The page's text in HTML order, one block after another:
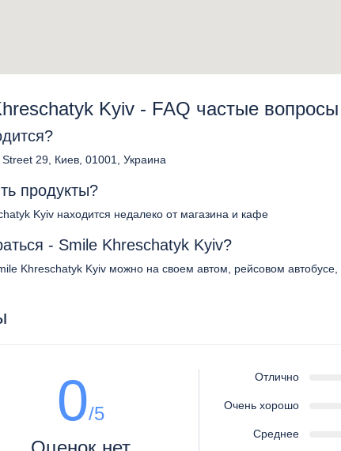
Kyiv - FAQ частые вопросы
29, Киев, 01001, Украина
продукты?
Kyiv находится недалеко от магазина и кафе
- Smile Khreschatyk Kyiv?
Khreschatyk Kyiv можно на своем автом, рейсовом
0/5
Отлично
Очень хорошо
Среднее